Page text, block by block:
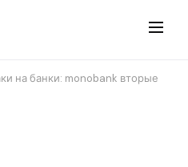
на банки: monobank вторые